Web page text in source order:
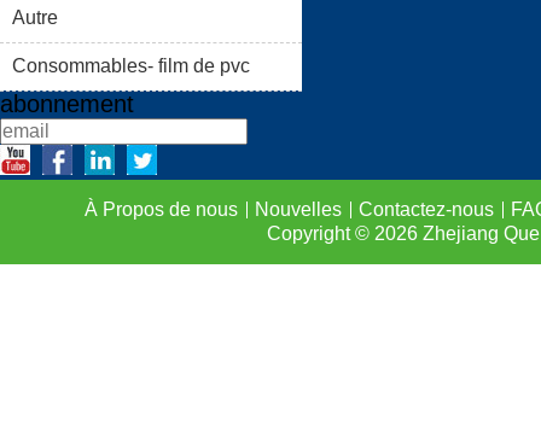
46B (II)
Autre
Consommables- film de pvc
abonnement
À Propos de nous Nouvelles Contactez-nous
Copyright © 2026Zhejiang